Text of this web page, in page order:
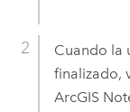
Cuando la
finalizado,
ArcGIS